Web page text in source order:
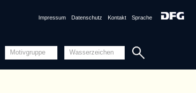
Impressum Datenschutz Kontakt Sprache